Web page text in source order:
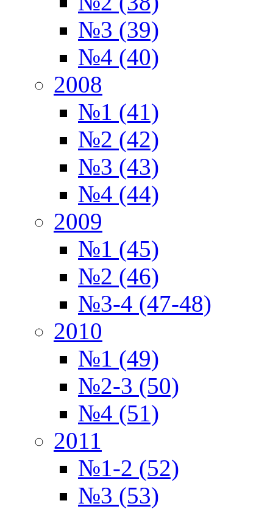
№3 (39)
№4 (40)
2008
№1 (41)
№2 (42)
№3 (43)
№4 (44)
2009
№1 (45)
№2 (46)
№3-4 (47-48)
2010
№1 (49)
№2-3 (50)
№4 (51)
2011
№1-2 (52)
№3 (53)